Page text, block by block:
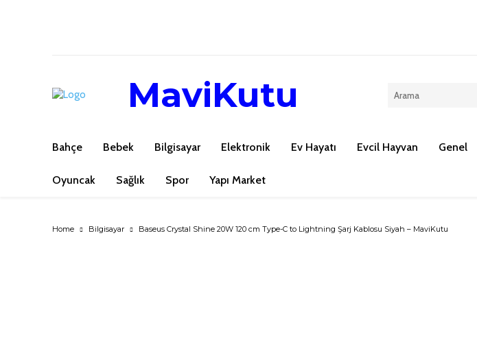
MaviKutu
Bahçe Bebek Bilgisayar Elektronik Ev Hayatı Evcil Hayvan Genel
Oyuncak Sağlık Spor Yapı Market
Home Bilgisayar Baseus Crystal Shine 20W 120 cm Type-C to Lightning Şarj Kablosu Siyah – MaviKutu